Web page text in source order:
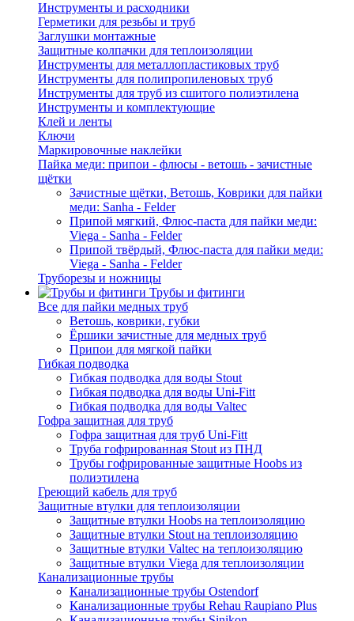
Инструменты и расходники
Герметики для резьбы и труб
Заглушки монтажные
Защитные колпачки для теплоизоляции
Инструменты для металлопластиковых труб
Инструменты для полипропиленовых труб
Инструменты для труб из сшитого полиэтилена
Инструменты и комплектующие
Клей и ленты
Ключи
Маркировочные наклейки
Пайка меди: припои - флюсы - ветошь - зачистные
щётки
Зачистные щётки, Ветошь, Коврики для пайки
меди: Sanha - Felder
Припой мягкий, Флюс-паста для пайки меди:
Viega - Sanha - Felder
Припой твёрдый, Флюс-паста для пайки меди:
Viega - Sanha - Felder
Труборезы и ножницы
Трубы и фитинги
Все для пайки медных труб
Ветошь, коврики, губки
Ёршики зачистные для медных труб
Припои для мягкой пайки
Гибкая подводка
Гибкая подводка для воды Stout
Гибкая подводка для воды Uni-Fitt
Гибкая подводка для воды Valtec
Гофра защитная для труб
Гофра защитная для труб Uni-Fitt
Труба гофрированная Stout из ПНД
Трубы гофрированные защитные Hoobs из
полиэтилена
Греющий кабель для труб
Защитные втулки для теплоизоляции
Защитные втулки Hoobs на теплоизоляцию
Защитные втулки Stout на теплоизоляцию
Защитные втулки Valtec на теплоизоляцию
Защитные втулки Viega для теплоизоляции
Канализационные трубы
Канализационные трубы Ostendorf
Канализационные трубы Rehau Raupiano Plus